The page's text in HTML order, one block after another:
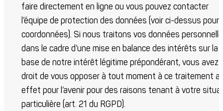
faire directement en ligne ou vous pouvez contacter
l’équipe de protection des données (voir ci-dessus pour
coordonnées). Si nous traitons vos données
dans le cadre d’une mise en balance des intérêts sur la
base de notre intérêt légitime prépondérant, vous avez
droit de vous opposer à tout moment à ce traitement
effet pour l’avenir pour des raisons tenant à votre
particulière (art. 21 du RGPD).